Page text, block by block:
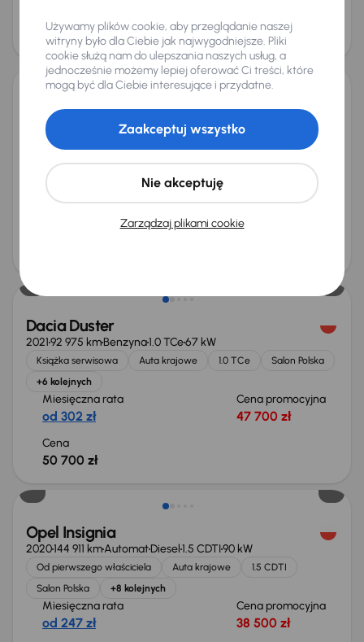
Cena
103 000 zł
Możliwość odliczenia VAT
Dacia Duster
2023 Diesel1.5 Blue dCi85 kW
Od pierwszego właściciela
Salon Polska
+6 kolejnych
od 351 zł 56 000 zł
Najniższa cena z 30 dni przed
Cena po obniżce
Dacia Duster
202192 975 kmBenzyna1.0 TCe67 kW
Książka serwisowa Auta krajowe 1.0 TCe
Salon Polska
+6 kolejnych
Miesięczna rata
od 302 zł
Cena promocyjna
47 700 zł
Cena
50 700 zł
Możliwość odliczenia VAT
Opel Insignia
2020144 911 kmAutomatDiesel1.5 CDTI90 kW
Od pierwszego właściciela Auta krajowe
1.5 CDTI
Salon Polska
+8 kolejnych
Miesięczna rata
od 247 zł
Cena promocyjna
38 500 zł
Używamy plików cookie, aby przeglądanie naszej
witryny było dla Ciebie jak najwygodniejsze. Pliki
cookie służą nam do ulepszania naszych usług, a
jednocześnie możemy lepiej oferować Ci treści, które
mogą być dla Ciebie interesujące i przydatne.
Zarządzaj plikami cookie
Nie akceptuję
Zaakceptuj wszystko